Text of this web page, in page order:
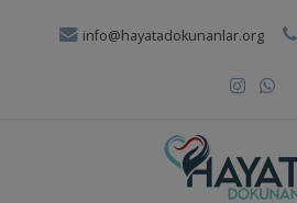
info@hayatadokunanlar.org